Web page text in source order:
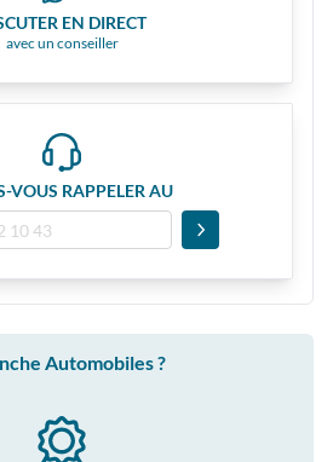
EN DIRECT
avec un conseiller
VOUS RAPPELER AU
Automobiles ?